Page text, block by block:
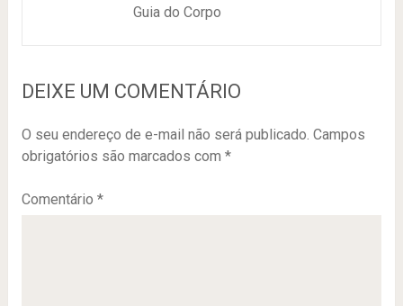
Guia do Corpo
DEIXE UM COMENTÁRIO
O seu endereço de e-mail não será publicado. Campos
obrigatórios são marcados com *
Comentário *